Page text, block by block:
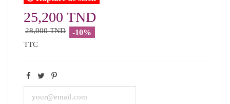
25,200 TND
28,000 TND -10%
TTC